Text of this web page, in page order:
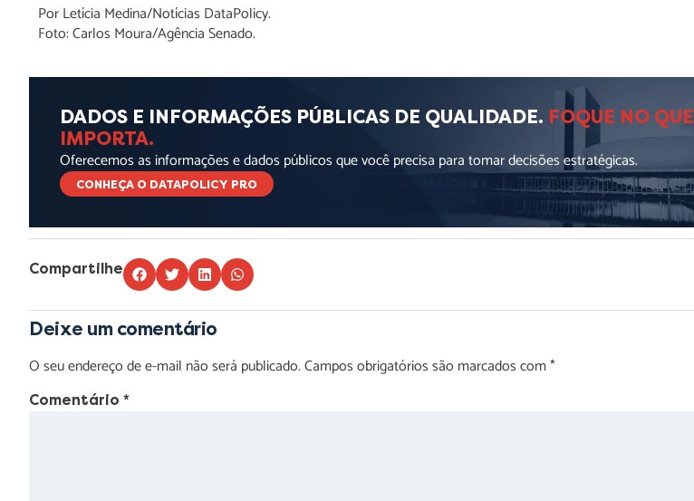
Por Letícia Medina/Notícias DataPolicy.
Foto: Carlos Moura/Agência Senado.
DADOS E INFORMAÇÕES PÚBLICAS DE QUALIDADE. FOQUE NO QUE
IMPORTA.
Oferecemos as informações e dados públicos que você precisa para tomar decisões estratégicas.
CONHEÇA O DATAPOLICY PRO
Compartilhe
Deixe um comentário
O seu endereço de e-mail não será publicado.Campos obrigatórios são marcados com*
Comentário *